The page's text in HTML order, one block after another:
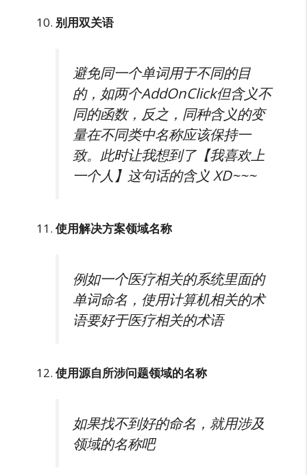
别用双关语
避免同一个单词用于不同的目
的，如两个AddOnClick但含义不
同的函数，反之，同种含义的变
量在不同类中名称应该保持一
致。此时让我想到了【我喜欢上
一个人】这句话的含义 XD~~~
使用解决方案领域名称
例如一个医疗相关的系统里面的
单词命名，使用计算机相关的术
语要好于医疗相关的术语
使用源自所涉问题领域的名称
如果找不到好的命名，就用涉及
领域的名称吧